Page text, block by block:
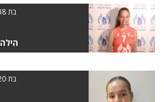
בת 38 | 1.75
בת 20 | 1.72